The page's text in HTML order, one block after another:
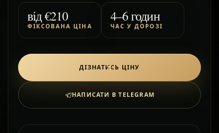
від€210
ФІКСОВАНА ЦІНА
4–6 годин
ЧАС У ДОРОЗІ
ДІЗНАТИСЬ ЦІНУ
НАПИСАТИ В TELEGRAM